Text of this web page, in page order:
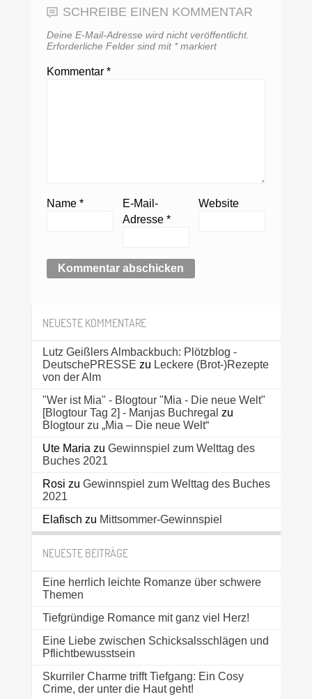
SCHREIBE EINEN KOMMENTAR
Deine E-Mail-Adresse wird nicht veröffentlicht.
Erforderliche Felder sind mit *markiert
Kommentar*
Name*
E-Mail-
Adresse *
Website
NEUESTE KOMMENTARE
Lutz Geißlers Almbackbuch: Plötzblog -
DeutschePRESSE zu Leckere (Brot-)Rezepte
von der Alm
"Wer ist Mia" - Blogtour "Mia - Die neue Welt"
[Blogtour Tag 2] - Manjas Buchregal zu
Blogtour zu „Mia – Die neue Welt“
Ute Maria zu Gewinnspiel zum Welttag des
Buches 2021
Rosi zu Gewinnspiel zum Welttag des Buches
2021
Elafisch zu Mittsommer-Gewinnspiel
NEUESTE BEITRÄGE
Eine herrlich leichte Romanze über schwere
Themen
Tiefgründige Romance mit ganz viel Herz!
Eine Liebe zwischen Schicksalsschlägen und
Pflichtbewusstsein
Skurriler Charme trifft Tiefgang: Ein Cosy
Crime, der unter die Haut geht!